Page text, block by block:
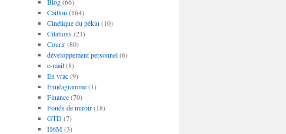
Caillou (164)
Cinétique du pékin (10)
Citations(21)
Courir(80)
développement personnel(6)
e-mail(8)
En vrac(9)
Ennéagramme(1)
Finance(70)
Fonds de miroir(18)
GTD(7)
H6M(3)